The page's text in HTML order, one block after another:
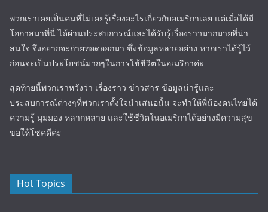
พวกเราเคยเป็นคนที่ไม่เคยรู้เรื่องอะไรเกี่ยวกับอเมริกาเลย แต่เมื่อได้มี
โอกาสมาที่นี่ ได้ผ่านประสบการณ์และได้รับรู้เรื่องราวมากมายที่น่า
สนใจ จึงอยากจะถ่ายทอดออกมา ซึ่งข้อมูลหลายอย่าง หากเราได้รู้ไว้
ก่อนจะเป็นประโยชน์มากๆในการใช้ชีวิตในอเมริกาค่ะ
สุดท้ายนี้พวกเราหวังว่า เรื่องราว ข่าวสาร ข้อมูลน่ารู้และ
ประสบการณ์ต่างๆที่พวกเราตั้งใจนำเสนอนั้น จะทำให้พี่น้องคนไทยได้
ความรู้ มุมมอง หลากหลาย และใช้ชีวิตในอเมริกาได้อย่างมีความสุข
ขอให้โชคดีค่ะ
Hot Topics